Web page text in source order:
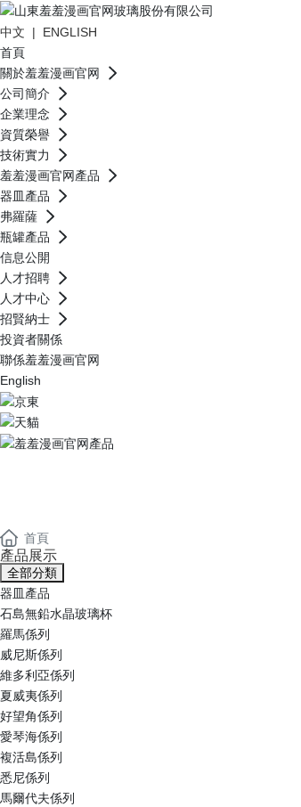
中文 | ENGLISH
首頁
關於羞羞漫画官网
公司簡介
企業理念
資質榮譽
技術實力
羞羞漫画官网產品
器皿產品
弗羅薩
瓶罐產品
信息公開
人才招聘
人才中心
招賢納士
投資者關係
聯係羞羞漫画官网
English
首頁
產品展示
全部分類
器皿產品
石島無鉛水晶玻璃杯
羅馬係列
威尼斯係列
維多利亞係列
夏威夷係列
好望角係列
愛琴海係列
複活島係列
悉尼係列
馬爾代夫係列